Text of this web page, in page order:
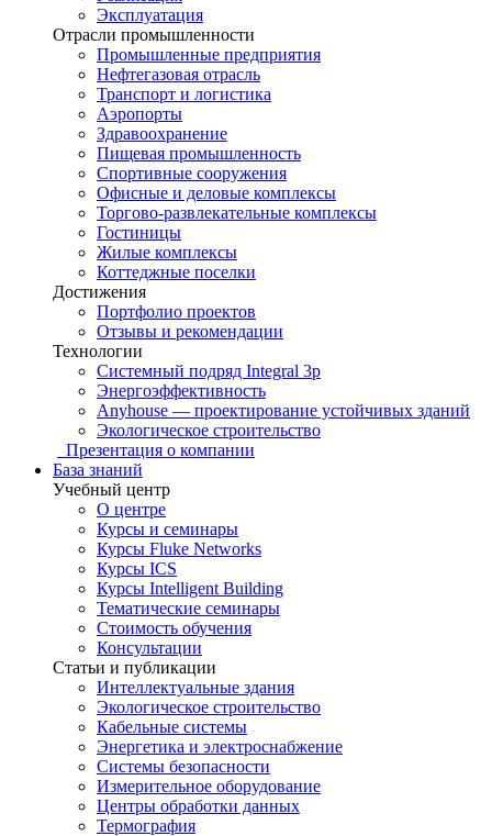
Эксплуатация
Отрасли промышленности
Промышленные предприятия
Нефтегазовая отрасль
Транспорт и логистика
Аэропорты
Здравоохранение
Пищевая промышленность
Спортивные сооружения
Офисные и деловые комплексы
Торгово-развлекательные комплексы
Гостиницы
Жилые комплексы
Коттеджные поселки
Достижения
Портфолио проектов
Отзывы и рекомендации
Технологии
Системный подряд Integral 3p
Энергоэффективность
Anyhouse — проектирование устойчивых зданий
Экологическое строительство
Презентация о компании
База знаний
Учебный центр
О центре
Курсы и семинары
Курсы Fluke Networks
Курсы ICS
Курсы Intelligent Building
Тематические семинары
Стоимость обучения
Консультации
Статьи и публикации
Интеллектуальные здания
Экологическое строительство
Кабельные системы
Энергетика и электроснабжение
Системы безопасности
Измерительное оборудование
Центры обработки данных
Термография